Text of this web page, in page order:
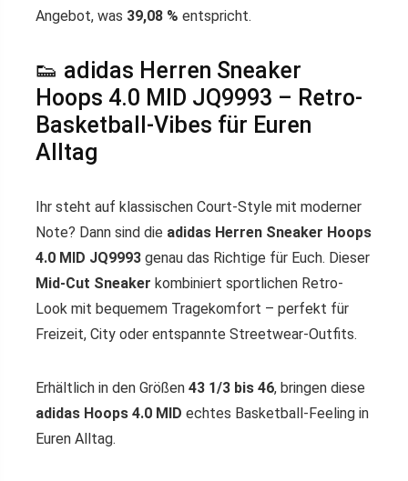
Angebot, was 39,08 % entspricht.
👟 adidas Herren Sneaker
Hoops 4.0 MID JQ9993 – Retro-
Basketball-Vibes für Euren
Alltag
Ihr steht auf klassischen Court-Style mit moderner
Note? Dann sind die adidas Herren Sneaker Hoops
4.0 MID JQ9993 genau das Richtige für Euch. Dieser
Mid-Cut Sneaker kombiniert sportlichen Retro-
Look mit bequemem Tragekomfort – perfekt für
Freizeit, City oder entspannte Streetwear-Outfits.
Erhältlich in den Größen 43 1/3 bis 46, bringen diese
adidas Hoops 4.0 MID echtes Basketball-Feeling in
Euren Alltag.